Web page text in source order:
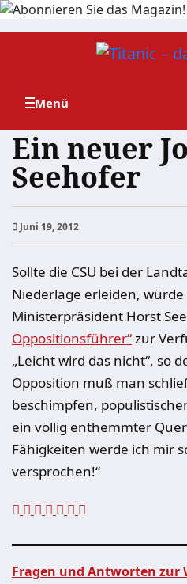
Zum
Ein neuer
Seehofer
Juni 19, 2012
Sollte die CSU bei der
Niederlage erleiden,
Ministerpräsident Horst
Oppositionsführer“zur
„Leicht wird das nicht“, so
Opposition muß man
beschimpfen,
ein völlig enthemmter
Fähigkeiten werde ich mir
versprochen!“
Fragen und Antworten zur